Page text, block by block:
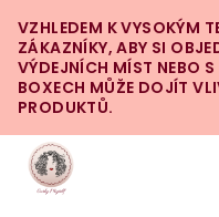
na
obsah
VZHLEDEM K VYSOKÝM
ZÁKAZNÍKY, ABY SI
VÝDEJNÍCH MÍST NEBO
BOXECH MŮŽE DOJÍT
PRODUKTŮ.